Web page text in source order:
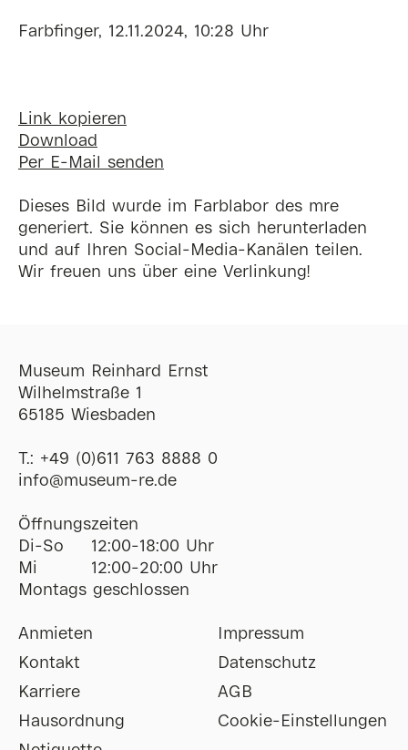
Farbfinger, 12.11.2024, 10:28 Uhr
Link kopieren
Download
Per E-Mail senden
Dieses Bild wurde im Farblabor des mre
generiert. Sie können es sich herunterladen
und auf Ihren Social-Media-Kanälen teilen.
Wir freuen uns über eine Verlinkung!
Museum Reinhard Ernst
Wilhelmstraße 1
65185 Wiesbaden
T.: +49 (0)611 763 8888 0
ofni@museum-re de
Öffnungszeiten
Di-So
12:00-18:00 Uhr
Mi
12:00-20:00 Uhr
Montags geschlossen
Anmieten
Kontakt
Karriere
Hausordnung
Impressum
Datenschutz
AGB
Cookie-Einstellungen